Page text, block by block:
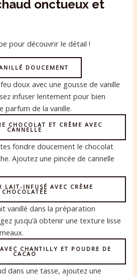
onctueux et
pour découvrir le détail !
DOUCEMENT
doux avec une gousse de vanille
infuser lentement pour bien
parfum de la vanille.
CHOCOLAT ET CRÈME AVEC
CANNELLE
fondre doucement le chocolat
Ajoutez une pincée de cannelle
LAIT-INFUSÉ AVEC CRÈME
CHOCOLATÉE
vanillé dans la préparation
jusqu’à obtenir une texture lisse
CHANTILLY ET POUDRE DE
CACAO
dans une tasse, ajoutez une